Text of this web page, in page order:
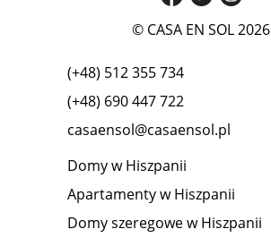
© CASA EN SOL 2026
(+48) 512 355 734
(+48) 690 447 722
casaensol@casaensol.pl
Domy w Hiszpanii
Apartamenty w Hiszpanii
Domy szeregowe w Hiszpanii